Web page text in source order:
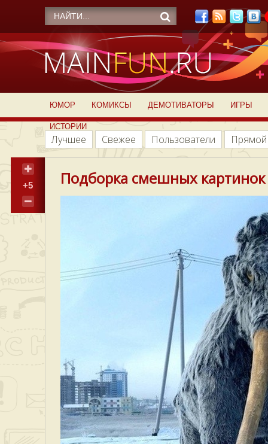
ЮМОР КОМИКСЫ ДЕМОТИВАТОРЫ ИГРЫ
ИСТОРИИ
Лучшее Свежее Пользователи
+5 Подборка смешных картинок